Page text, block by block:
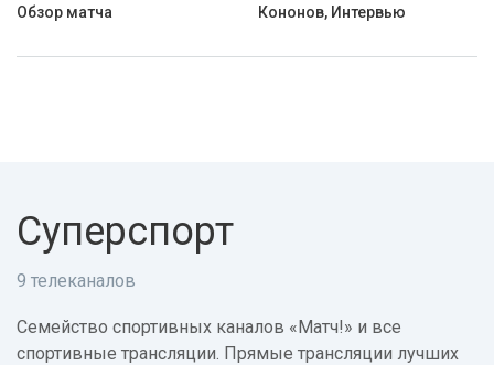
Обзор матча Кононов, Интервью
Суперспорт
9 телеканалов
Семейство спортивных каналов «Матч!» и все
спортивные трансляции. Прямые трансляции лучших